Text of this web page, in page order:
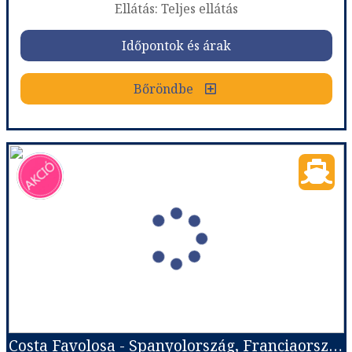
Időpontok és árak
Bőröndbe
Ellátás: Teljes ellátás
Időpontok és árak
Bőröndbe
Costa Toscana - Spanyolország, Baleár-szigetek, Olaszország, Franciaország
Nyugat-Mediterrán hajóutak
Utazás módja:
Teljes ellátás
Szálláskategória:Hajó kabin
Costa ár, The Interior (I1), 2 felnőtt
Időpont: 2026-11-15 | 7 éj Costa Favolosa - Spanyolország, Franciaország, Olaszország